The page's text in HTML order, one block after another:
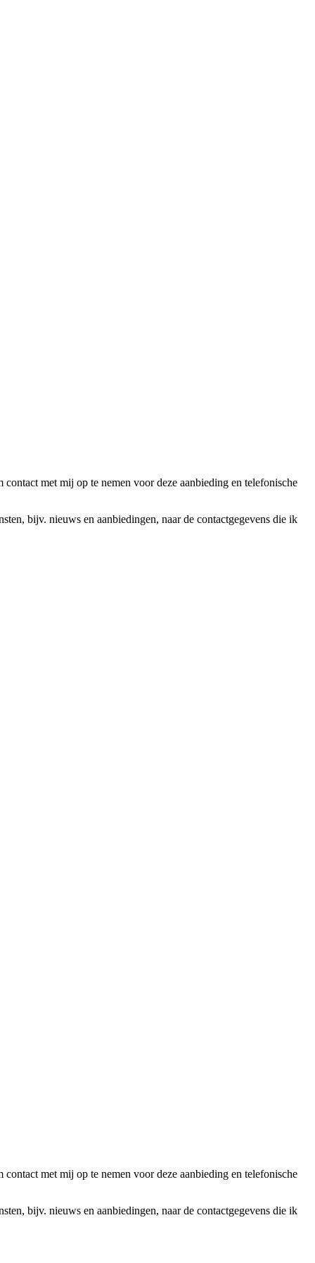
met mij op te nemen voor deze aanbieding en telefonische
bijv. nieuws en aanbiedingen, naar de contactgegevens die ik
met mij op te nemen voor deze aanbieding en telefonische
bijv. nieuws en aanbiedingen, naar de contactgegevens die ik